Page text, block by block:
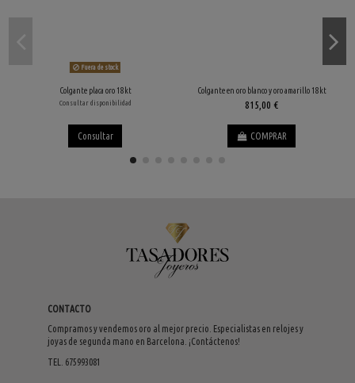
Fuera de stock
Colgante placa oro 18kt
Consultar disponibilidad
Consultar
Colgante en oro blanco y oro amarillo 18kt
815,00 €
COMPRAR
CONTACTO
Compramos y vendemos oro al mejor precio. Especialistas en relojes y
joyas de segunda mano en Barcelona. ¡Contáctenos!
TEL. 675993081